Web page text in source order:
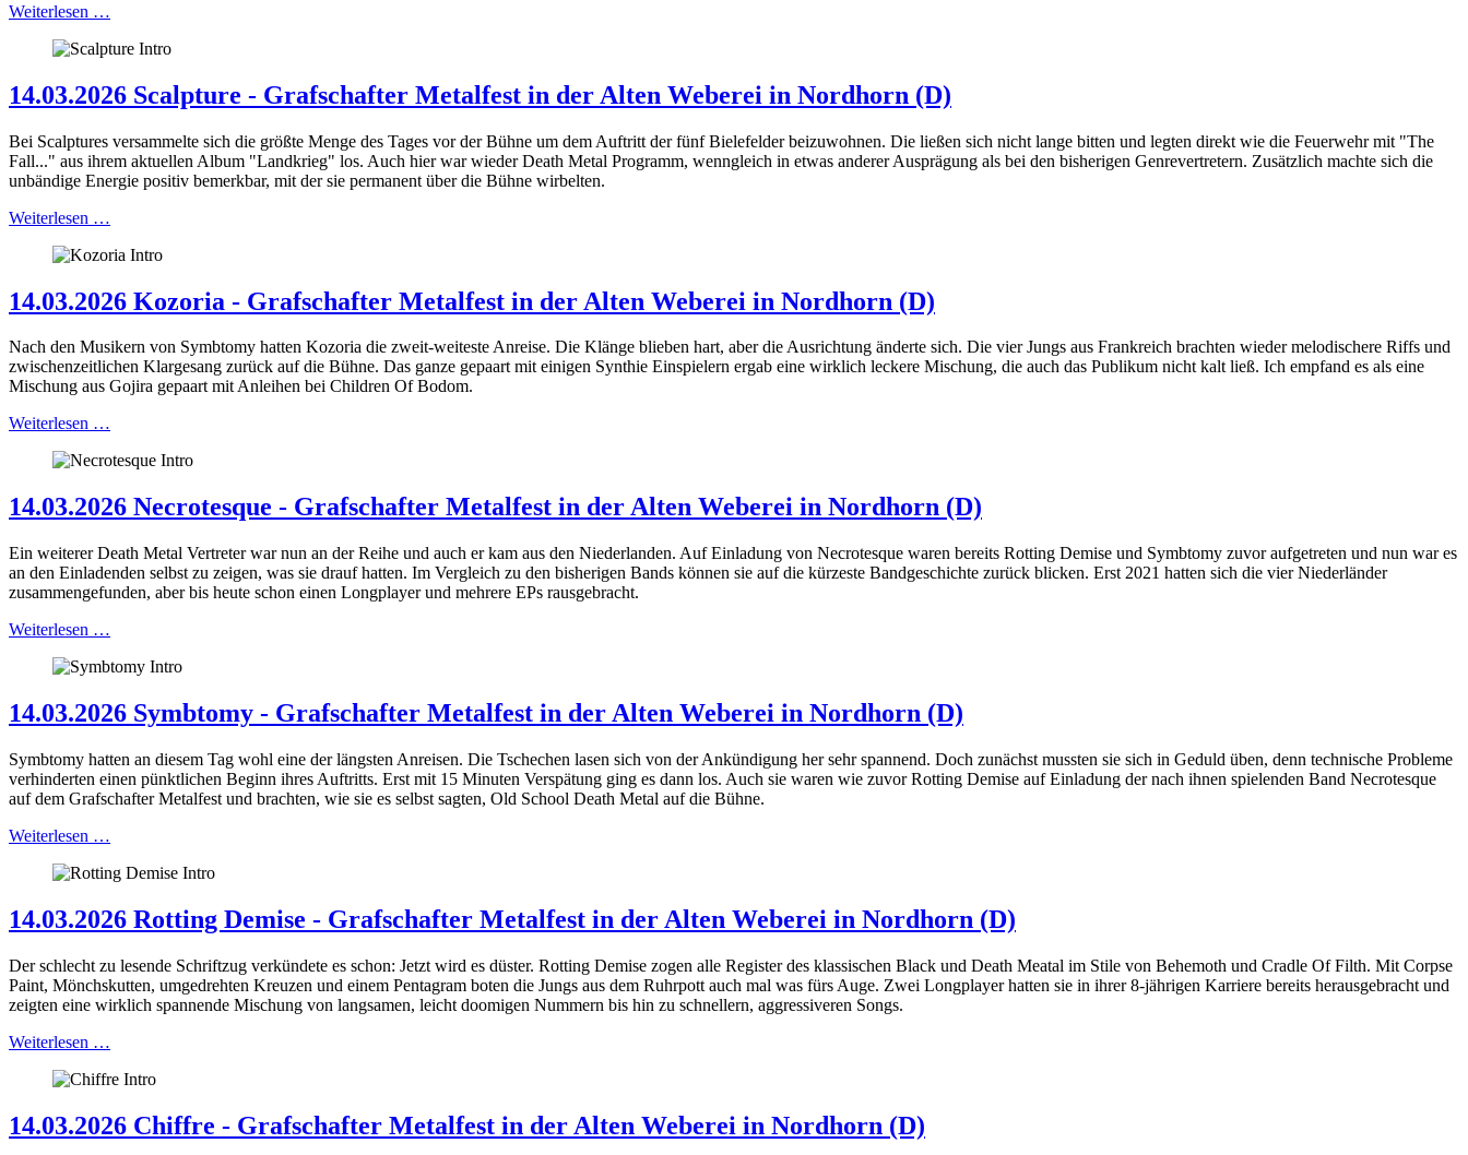
Weiterlesen …
14.03.2026 Scalpture - Grafschafter Metalfest in der Alten Weberei in Nordhorn (D)
Bei Scalptures versammelte sich die größte Menge des Tages vor der Bühne um dem Auftritt der fünf Bielefelder beizuwohnen. Die ließen sich nicht lange bitten und legten direkt wie die Feuerwehr mit "The
Fall..." aus ihrem aktuellen Album "Landkrieg" los. Auch hier war wieder Death Metal Programm, wenngleich in etwas anderer Ausprägung als bei den bisherigen Genrevertretern. Zusätzlich machte sich die
unbändige Energie positiv bemerkbar, mit der sie permanent über die Bühne wirbelten.
Weiterlesen …
14.03.2026 Kozoria - Grafschafter Metalfest in der Alten Weberei in Nordhorn (D)
Nach den Musikern von Symbtomy hatten Kozoria die zweit-weiteste Anreise. Die Klänge blieben hart, aber die Ausrichtung änderte sich. Die vier Jungs aus Frankreich brachten wieder melodischere Riffs und
zwischenzeitlichen Klargesang zurück auf die Bühne. Das ganze gepaart mit einigen Synthie Einspielern ergab eine wirklich leckere Mischung, die auch das Publikum nicht kalt ließ. Ich empfand es als eine
Mischung aus Gojira gepaart mit Anleihen bei Children Of Bodom.
Weiterlesen …
14.03.2026 Necrotesque - Grafschafter Metalfest in der Alten Weberei in Nordhorn (D)
Ein weiterer Death Metal Vertreter war nun an der Reihe und auch er kam aus den Niederlanden. Auf Einladung von Necrotesque waren bereits Rotting Demise und Symbtomy zuvor aufgetreten und nun war es
an den Einladenden selbst zu zeigen, was sie drauf hatten. Im Vergleich zu den bisherigen Bands können sie auf die kürzeste Bandgeschichte zurück blicken. Erst 2021 hatten sich die vier Niederländer
zusammengefunden, aber bis heute schon einen Longplayer und mehrere EPs rausgebracht.
Weiterlesen …
14.03.2026 Symbtomy - Grafschafter Metalfest in der Alten Weberei in Nordhorn (D)
Symbtomy hatten an diesem Tag wohl eine der längsten Anreisen. Die Tschechen lasen sich von der Ankündigung her sehr spannend. Doch zunächst mussten sie sich in Geduld üben, denn technische Probleme
verhinderten einen pünktlichen Beginn ihres Auftritts. Erst mit 15 Minuten Verspätung ging es dann los. Auch sie waren wie zuvor Rotting Demise auf Einladung der nach ihnen spielenden Band Necrotesque
auf dem Grafschafter Metalfest und brachten, wie sie es selbst sagten, Old School Death Metal auf die Bühne.
Weiterlesen …
14.03.2026 Rotting Demise - Grafschafter Metalfest in der Alten Weberei in Nordhorn (D)
Der schlecht zu lesende Schriftzug verkündete es schon: Jetzt wird es düster. Rotting Demise zogen alle Register des klassischen Black und Death Meatal im Stile von Behemoth und Cradle Of Filth. Mit Corpse
Paint, Mönchskutten, umgedrehten Kreuzen und einem Pentagram boten die Jungs aus dem Ruhrpott auch mal was fürs Auge. Zwei Longplayer hatten sie in ihrer 8-jährigen Karriere bereits herausgebracht und
zeigten eine wirklich spannende Mischung von langsamen, leicht doomigen Nummern bis hin zu schnellern, aggressiveren Songs.
Weiterlesen …
14.03.2026 Chiffre - Grafschafter Metalfest in der Alten Weberei in Nordhorn (D)